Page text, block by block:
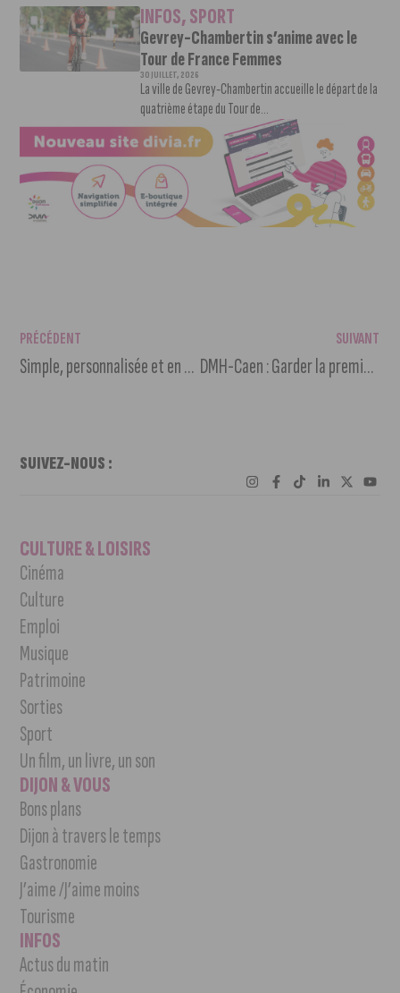
INFOS,SPORT
Gevrey-Chambertin s’anime avec le
Tour de France Femmes
30 JUILLET, 2026
La ville de Gevrey-Chambertin accueille le départ de la
quatrième étape du Tour de...
PRÉCÉDENT
Simple, personnalisée et en temps réel… Découvrez la nouvelle application mobile de DiviaMobilités !
SUIVANT
DMH-Caen : Garder la première place du championnat
SUIVEZ-NOUS :
CULTURE & LOISIRS
Cinéma
Culture
Emploi
Musique
Patrimoine
Sorties
Sport
Un film, un livre, un son
DIJON & VOUS
Bons plans
Dijon à travers le temps
Gastronomie
J’aime /J’aime moins
Tourisme
INFOS
Actus du matin